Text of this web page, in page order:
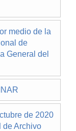
medio de la
de
General del
de 2020
de Archivo